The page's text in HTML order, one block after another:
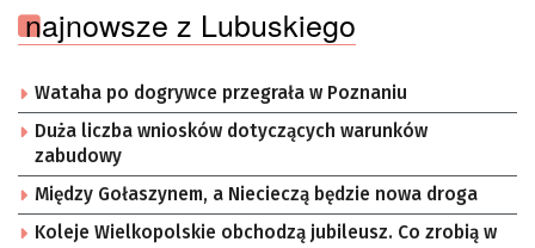
najnowsze z Lubuskiego
Wataha po dogrywce przegrała w Poznaniu
Duża liczba wniosków dotyczących warunków
zabudowy
Między Gołaszynem, a Niecieczą będzie nowa droga
Koleje Wielkopolskie obchodzą jubileusz. Co zrobią w